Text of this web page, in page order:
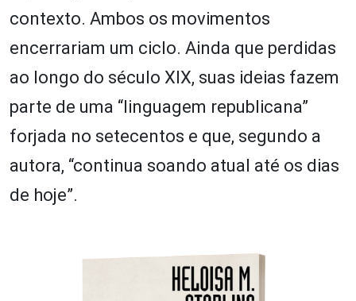
contexto. Ambos os movimentos
encerrariam um ciclo. Ainda que perdidas
ao longo do século XIX, suas ideias fazem
parte de uma “linguagem republicana”
forjada no setecentos e que, segundo a
autora, “continua soando atual até os dias
de hoje”.